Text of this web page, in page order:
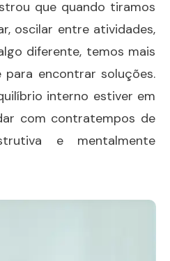
que quando tiramos
oscilar entre atividades,
diferente, temos mais
para encontrar soluções.
interno estiver em
com contratempos de
e mentalmente